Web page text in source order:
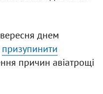
днем
призупинити
причин авіатрощі